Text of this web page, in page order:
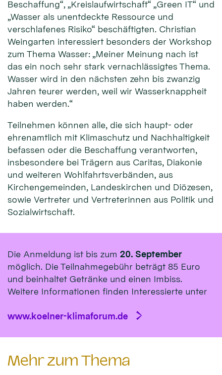
Beschaffung“, „Kreislaufwirtschaft“ „Green IT“ und
„Wasser als unentdeckte Ressource und
verschlafenes Risiko“ beschäftigten. Christian
Weingarten interessiert besonders der Workshop
zum Thema Wasser: „Meiner Meinung nach ist
das ein noch sehr stark vernachlässigtes Thema.
Wasser wird in den nächsten zehn bis zwanzig
Jahren teurer werden, weil wir Wasserknappheit
haben werden.“
Teilnehmen können alle, die sich haupt- oder
ehrenamtlich mit Klimaschutz und Nachhaltigkeit
befassen oder die Beschaffung verantworten,
insbesondere bei Trägern aus Caritas, Diakonie
und weiteren Wohlfahrtsverbänden, aus
Kirchengemeinden, Landeskirchen und Diözesen,
sowie Vertreter und Vertreterinnen aus Politik und
Sozialwirtschaft.
Die Anmeldung ist bis zum 20. September
möglich. Die Teilnahmegebühr beträgt 85 Euro
und beinhaltet Getränke und einen Imbiss.
Weitere Informationen finden Interessierte unter
www.koelner-klimaforum.de
Mehr zum Thema